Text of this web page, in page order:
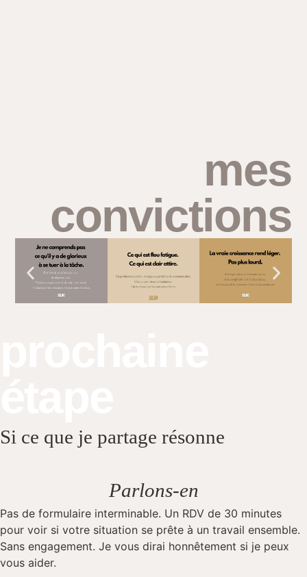
mes
convictions
Si ce que je partage résonne
Parlons-en
Pas de formulaire interminable. Un RDV de 30 minutes
pour voir si votre situation se prête à un travail ensemble.
Sans engagement. Je vous dirai honnêtement si je peux
vous aider.